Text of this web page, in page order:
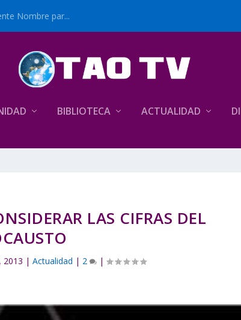
Nombre par...
BIBLIOTECA ACTUALIDAD
LAS CIFRAS DEL
2013 |Actualidad | 2 |